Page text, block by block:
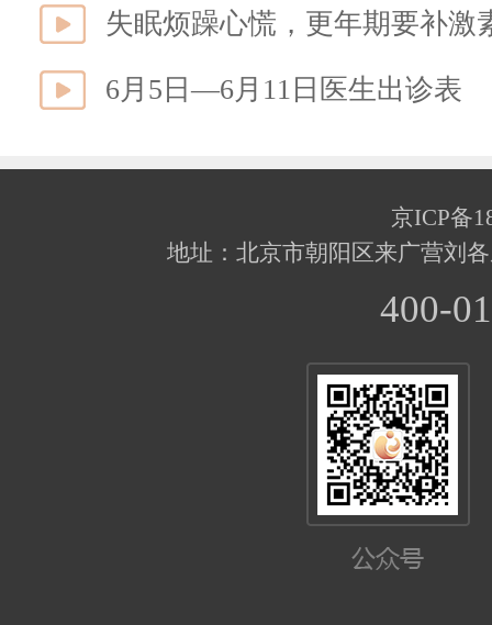
失眠烦躁心慌，更年期要补
6月5日—6月11日医生出诊表
京ICP备
地址：北京市朝阳区来广营刘
400-